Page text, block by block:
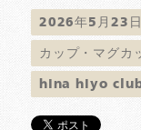
2026年5月23
カップ・マグカ
hina hiyo